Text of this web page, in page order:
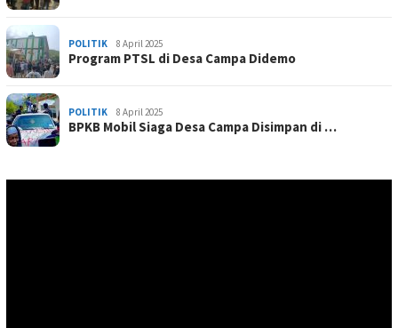
POLITIK 8 April 2025
Program PTSL di Desa Campa Didemo
POLITIK 8 April 2025
BPKB Mobil Siaga Desa Campa Disimpan di …